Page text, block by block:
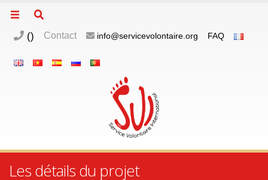
() Contact info@servicevolontaire.org FAQ
Les détails du projet